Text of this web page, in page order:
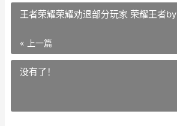
王者荣耀荣耀劝退部分玩家 荣耀王者by
« 上一篇
没有了！